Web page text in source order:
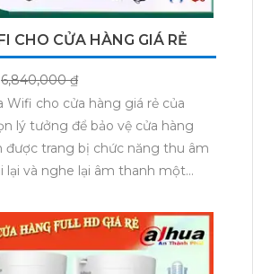
cách hiệu quả. Bộ Camera
sắc nét độ phân giải 2K, cho
và rõ ràng. Đặc biệt, sản phẩm
thu âm, giúp quản lý ghi lại
hàng. Điều này giúp tăng
sát và bảo vệ hàng hóa. Ngoài
Camera này còn làm cho sản
hơn.